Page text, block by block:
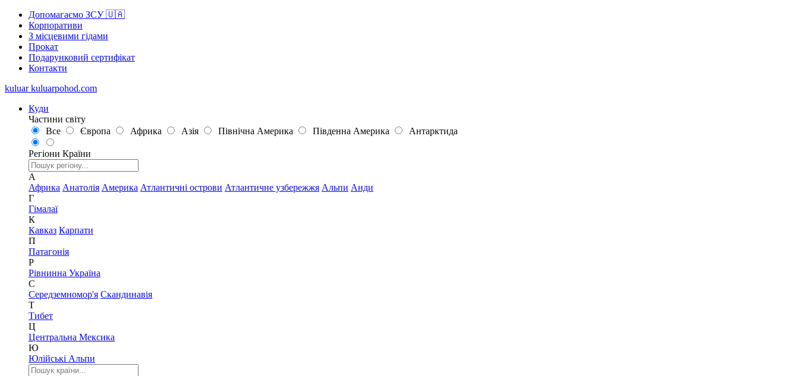
Допомагаємо ЗСУ 🇺🇦
Корпоративи
З місцевими гідами
Прокат
Подарунковий сертифікат
Контакти
kuluar kuluarpohod.com
Куди
Частини світу
Все
Європа Африка Азія Північна Америка Південна Америка Антарктида
Регіони Країни
А
Африка Анатолія Америка Атлантичні острови Атлантичне узбережжя Альпи Анди
Г
Гімалаї
К
Кавказ Карпати
П
Патагонія
Р
Рівнинна Україна
С
Середземномор'я Скандинавія
Т
Тибет
Ц
Центральна Мексика
Ю
Юлійські Альпи